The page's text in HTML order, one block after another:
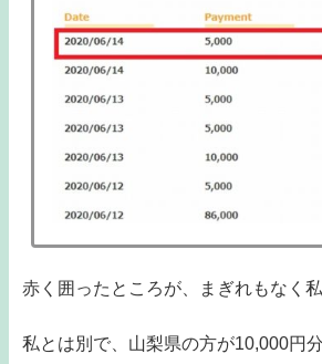
赤く囲ったところが、まぎれもなく私
私とは別で、山梨県の方が10,000円